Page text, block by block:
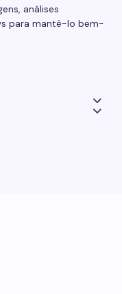
análises
para mantê-lo bem-